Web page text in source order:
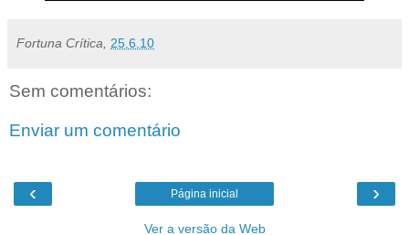
Fortuna Crítica, 25.6.10
Sem comentários:
Enviar um comentário
‹ ›
Página inicial
Ver a versão da Web